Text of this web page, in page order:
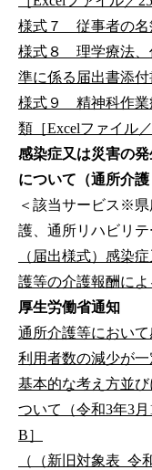
様式７ 従事者の名
様式８ 理学療法、
準に係る届出書添付
様式９ 精神科作業
類［Excelファイル／
感染症又は災害の
について（通所介
＜該当サービス※
護、通所リハビリ
（届出様式）感染
護等の介護報酬によ
厚生労働省通知
通所介護等におい
利用者数の減少が
基本的な考え方並
ついて（令和3年3
B］
（（新旧対象表_